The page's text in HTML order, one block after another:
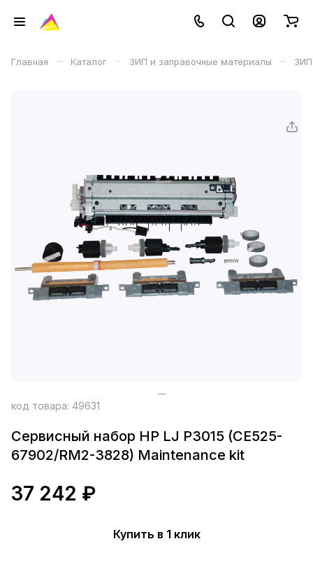
Главная – Каталог – ЗИП и заправочные материалы – ЗИП
код товара: 49631
Сервисный набор HP LJ P3015 (CE525-
67902/RM2-3828) Maintenance kit
37 242 ₽
Купить в 1 клик